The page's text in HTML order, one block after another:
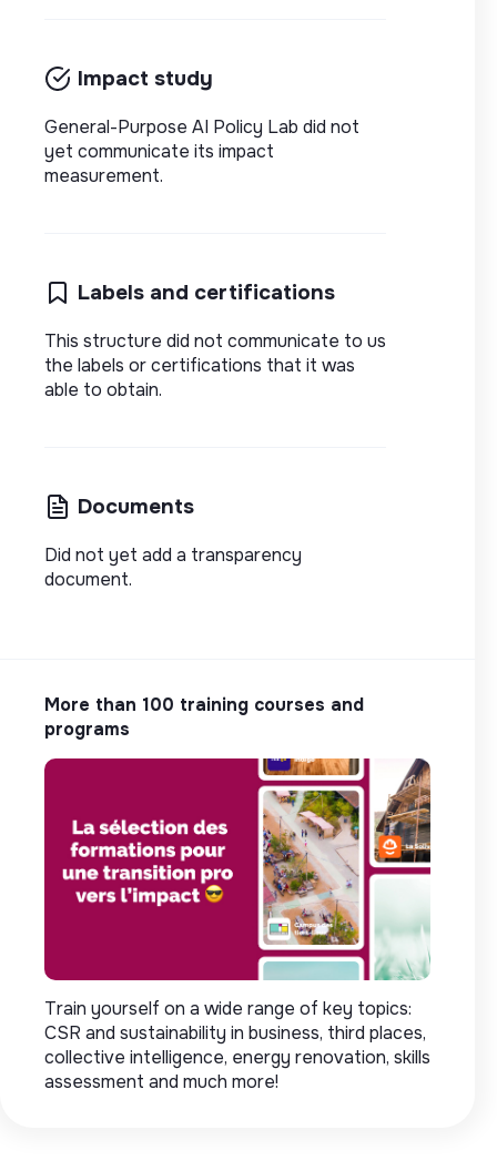
Impact study
General-Purpose AI Policy Lab did not
yet communicate its impact
measurement.
Labels and certifications
This structure did not communicate to us
the labels or certifications that it was
able to obtain.
Documents
Did not yet add a transparency
document.
More than 100 training courses and
programs
Train yourself on a wide range of key topics:
CSR and sustainability in business, third places,
collective intelligence, energy renovation, skills
assessment and much more!